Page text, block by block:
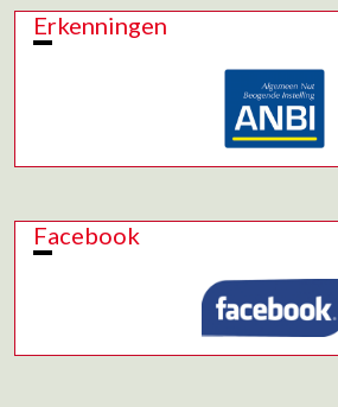
Erkenningen
Facebook